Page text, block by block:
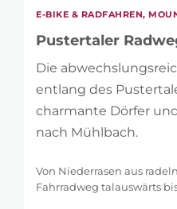
E-BIKE & RADFAHREN,
Pustertaler
Die
entlang des
charmante Dörfer
nach Mühlbach.
Von Niederrasen aus
Fahrradweg talauswärts